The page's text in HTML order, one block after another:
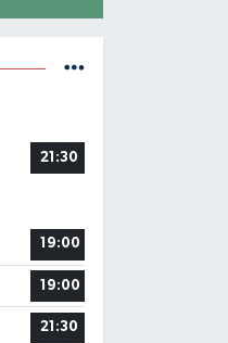
21:30
19:00
19:00
21:30